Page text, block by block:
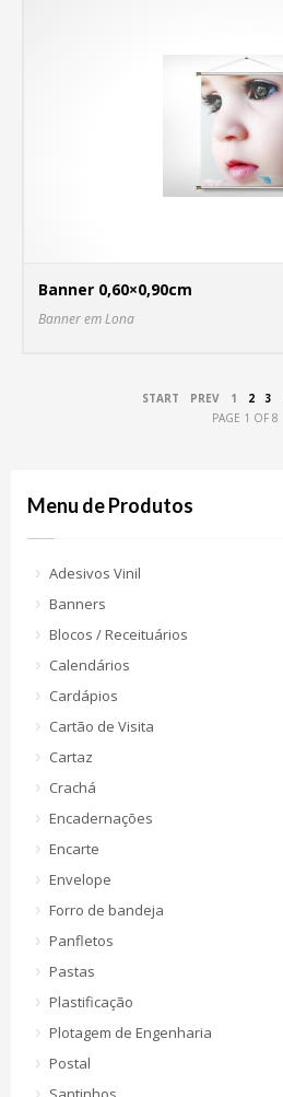
Banner 0,60×0,90cm
Banner em Lona
START PREV 1 2 3
PAGE 1 OF 8
Menu de Produtos
Adesivos Vinil
Banners
Blocos / Receituários
Calendários
Cardápios
Cartão de Visita
Cartaz
Crachá
Encadernações
Encarte
Envelope
Forro de bandeja
Panfletos
Pastas
Plastificação
Plotagem de Engenharia
Postal